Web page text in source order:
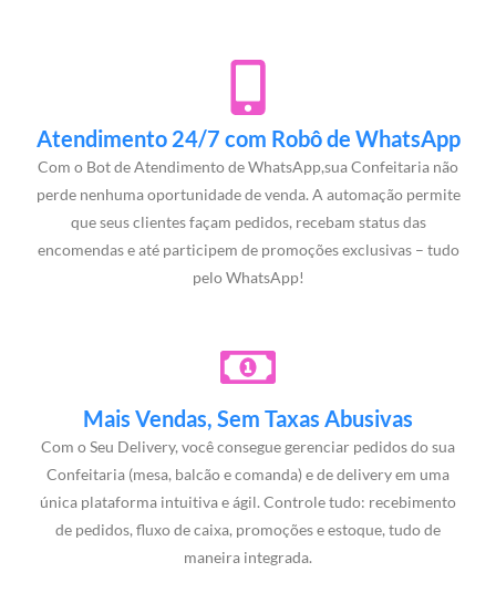
Atendimento 24/7 com Robô de WhatsApp
Com o Bot de Atendimento de WhatsApp,sua Confeitaria não
perde nenhuma oportunidade de venda. A automação permite
que seus clientes façam pedidos, recebam status das
encomendas e até participem de promoções exclusivas – tudo
pelo WhatsApp!
Mais Vendas, Sem Taxas Abusivas
Com o Seu Delivery, você consegue gerenciar pedidos do sua
Confeitaria (mesa, balcão e comanda) e de delivery em uma
única plataforma intuitiva e ágil. Controle tudo: recebimento
de pedidos, fluxo de caixa, promoções e estoque, tudo de
maneira integrada.